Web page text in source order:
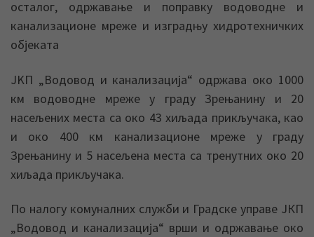
осталог, одржавање и поправку водоводне и
канализационе мреже и изградњу хидротехничких
објеката
JKП „Водовод и канализација“ одржава око 1000
км водоводне мреже у граду Зрењанину и 20
насељених места са око 43 хиљада прикључака, као
и око 400 км канализационе мреже у граду
Зрењанину и 5 насељена места са тренутних око 20
хиљада прикључака.
По налогу комуналних служби и Градске управе ЈКП
„Водовод и канализација“ врши и одржавање око